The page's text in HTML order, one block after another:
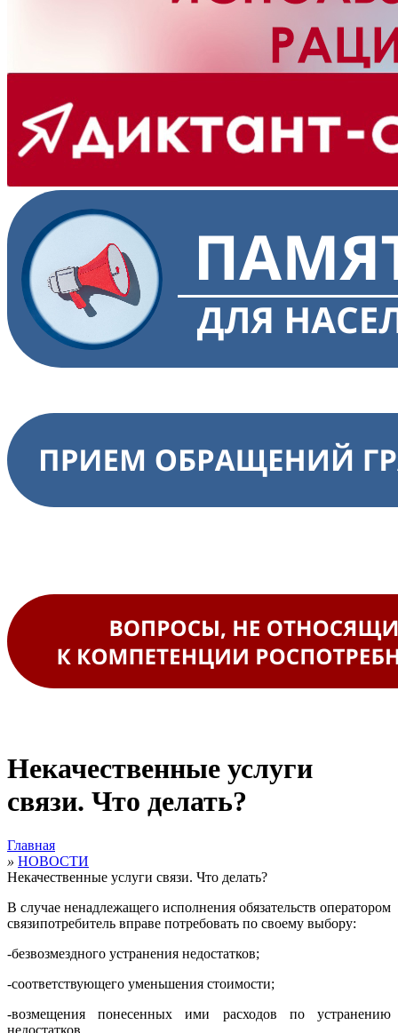
Некачественные услуги
связи. Что делать?
Главная
» НОВОСТИ
Некачественные услуги связи. Что делать?
В случае ненадлежащего исполнения обязательств оператором
связипотребитель вправе потребовать по своему выбору:
-безвозмездного устранения недостатков;
-соответствующего уменьшения стоимости;
-возмещения понесенных ими расходов по устранению
недостатков.